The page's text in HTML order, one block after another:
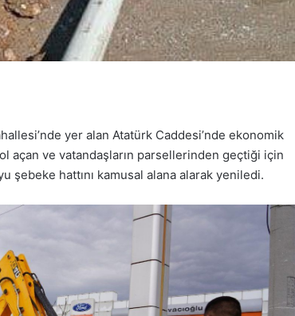
yer alan Atatürk Caddesi’nde ekonomik
açan ve vatandaşların parsellerinden geçtiği için
şebeke hattını kamusal alana alarak yeniledi.